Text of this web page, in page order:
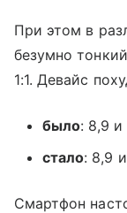
При этом в
безумно
1:1. Девайс
было: 8,9
стало: 8,9
Смартфон